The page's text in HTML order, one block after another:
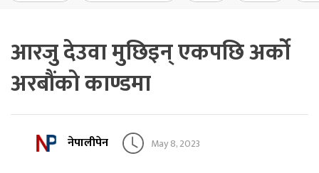
आरजु देउवा मुछिइन् एकपछि अर्को
अरबौंको काण्डमा
नेपालीपेन May 8, 2023